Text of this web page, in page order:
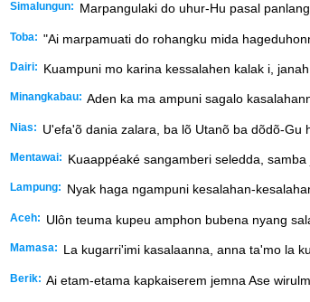
Simalungun: Marpangulaki do uhur-Hu pasal
Toba: "Ai marpamuati do rohangku mida
Dairi: Kuampuni mo karina kessalahen kalak i,
Minangkabau: Aden ka ma ampuni sagalo
Nias: U'efa'õ dania zalara, ba lõ Utanõ ba dõdõ-Gu
Mentawai: Kuaappéaké sangamberi seledda,
Lampung: Nyak haga ngampuni kesalahan-
Aceh: Ulôn teuma kupeu amphon bubena nyang
Mamasa: La kugarri'imi kasalaanna, anna ta'mo la
Berik: Ai etam-etama kapkaiserem jemna Ase